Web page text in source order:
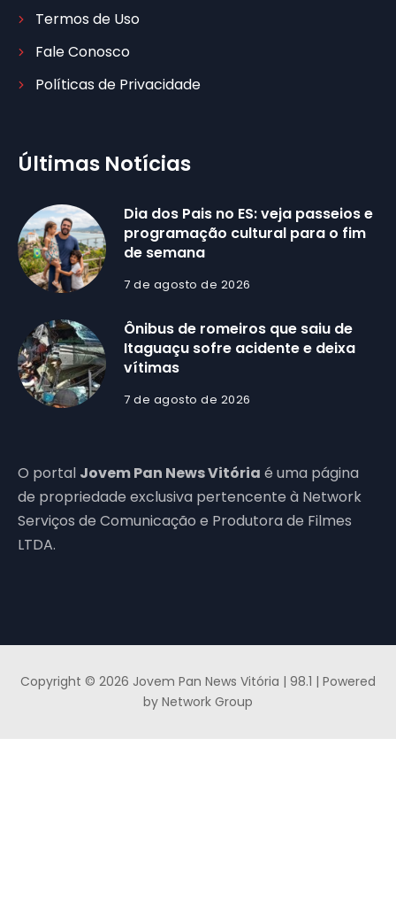
Termos de Uso
Fale Conosco
Políticas de Privacidade
Últimas Notícias
Dia dos Pais no ES: veja passeios e
programação cultural para o fim
de semana
7 de agosto de 2026
Ônibus de romeiros que saiu de
Itaguaçu sofre acidente e deixa
vítimas
7 de agosto de 2026
O portal Jovem Pan News Vitória é uma página
de propriedade exclusiva pertencente à Network
Serviços de Comunicação e Produtora de Filmes
LTDA.
Copyright © 2026 Jovem Pan News Vitória | 98.1 | Powered
by Network Group